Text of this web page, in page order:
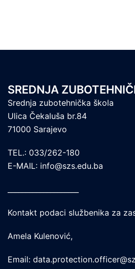
SREDNJA
Srednja zubotehnička škola
Ulica Čekaluša br.84
71000 Sarajevo
TEL.: 033/262-180
E-MAIL: info@szs.edu.ba
Kontakt podaci službenika za
Amela Kulenović,
Email: